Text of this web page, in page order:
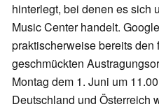
hinterlegt, bei denen es sich
Music Center handelt.
praktischerweise bereits
geschmückten
Montag dem 1. Juni um
Deutschland und Österreich